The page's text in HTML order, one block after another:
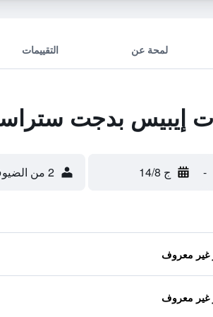
لمحة عن التقييمات
إيبيس بدجت
- ج 14/8 2 من الضيوف، غرفة واحدة